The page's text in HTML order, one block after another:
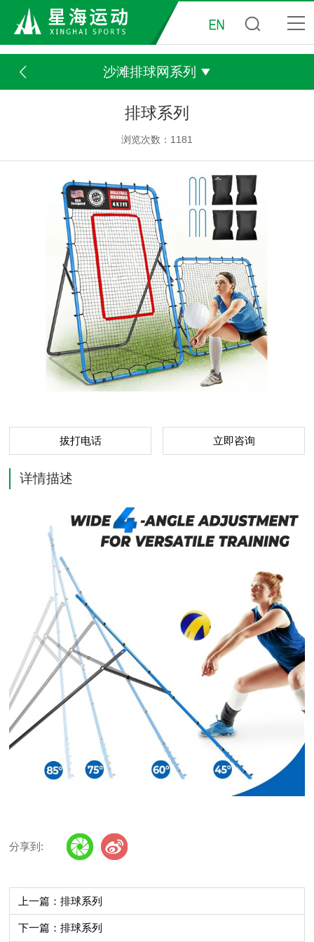
沙滩排球网系列
排球系列
浏览次数：1181
拔打电话 立即咨询
详情描述
分享到:
上一篇：排球系列
下一篇：排球系列